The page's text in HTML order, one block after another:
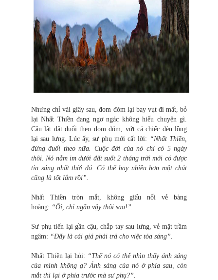
Nhưng chỉ vài giây sau, đom đóm lại bay vụt đi mất, bỏ
lại Nhất Thiền đang ngơ ngác không hiểu chuyện gì.
Cậu lật đật đuổi theo đom đóm, vứt cả chiếc đèn lồng
lại sau lưng. Lúc ấy, sư phụ mới cất lời: “Nhất Thiền,
đừng đuổi theo nữa. Cuộc đời của nó chỉ có 5 ngày
thôi. Nó nằm im dưới đất suốt 2 tháng trời mới có được
tia sáng nhất thời đó. Có thể bay nhiều hơn một chút
cũng là tốt lắm rồi”.
Nhất Thiền tròn mắt, không giấu nổi vẻ bàng
hoàng: “Ôi, chỉ ngắn vậy thôi sao!”.
Sư phụ tiến lại gần cậu, chắp tay sau lưng, vẻ mặt trầm
ngâm: “Đấy là cái giá phải trả cho việc tỏa sáng”.
Nhất Thiền lại hỏi: “Thế nó có thể nhìn thấy ánh sáng
của mình không ạ? Ánh sáng của nó ở phía sau, còn
mắt thì lại ở phía trước mà sư phụ?”.